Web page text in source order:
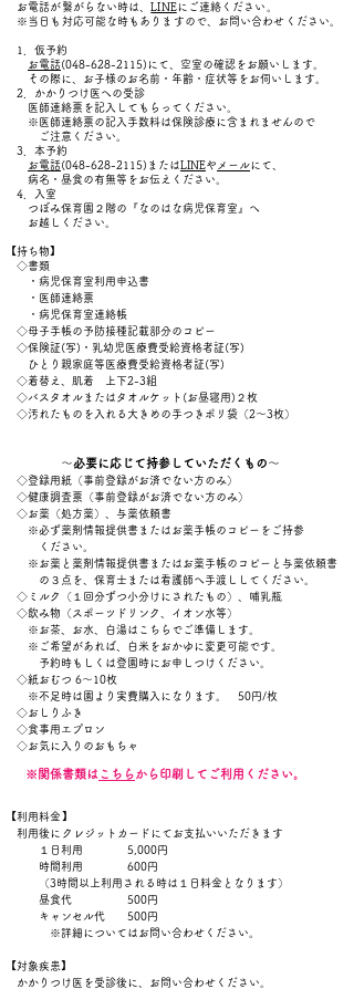
​ お電話が繋がらない時は、LINEにご連絡ください。
※当日も対応可能な時もありますので、お問い合わせください。
1．仮予約
お電話(048-628-2115) にて、空室の確認をお願いします。
その際に、お子様のお名前・年齢・症状等をお伺いします。
2．かかりつけ医への受診
医師連絡票を記入してもらってください。
​ ※医師連絡票の記入手数料は保険診療に含まれませんので
ご注意ください。
3．本予約
お電話(048-628-2115)またはLINEや メールにて、
病名・昼食の有無等を お伝えください。
4．入室
つぼみ保育園２階の『なのはな病児保育室』へ
お越しください。
【持ち物】
◇書類
・病児保育室利用申込書
・ 医師連絡票
・病児保育室連絡帳
◇母子手帳の予防接種記載部分のコピー
◇保険証(写)・乳幼児医療費受給資格者証(写)
ひとり親家庭等医療費受給資格者証(写)
◇着替え、肌着 上下2-3組
◇バスタオルまたはタオルケット(お昼寝用)２枚
◇汚れたものを入れる大きめの手つきポリ袋（2～3枚）
～必要に応じて持参していただくもの～
◇登録用紙（事前登録がお済でない方のみ）
◇健康調査票（事前登録がお済でない方のみ）
◇お薬（処方薬）、 与薬依頼書
※必ず薬剤情報提供書またはお薬手帳のコピーをご持参
ください。
​ ※お薬と薬剤情報提供書またはお薬手帳のコピーと与薬依頼書
の３点を、保育士または看護師へ手渡ししてください。
◇ミルク（１回分ずつ小分けにされたもの）、哺乳瓶
◇飲み物（スポーツドリンク、イオン水等）
※お茶、お水、白湯はこちらでご準備します。
※ご希望があれば、白米をおかゆに変更可能です。
予約時もしくは登園時にお申しつけください。
◇紙おむつ 6～10枚
※不足時は園より実費購入になります。 50円/枚
◇おしりふき
◇食事用エプロン
◇お気に入りのおもちゃ
※​関係書類は こちらから印刷してご利用ください。
【利用料金】
利用後に クレジットカードにてお支払いいただきます
１日利用 5,000円
時間利用 600円
（3時間以上利用される時は１日料金となります）
昼食代 500円
キャンセル代 500円
※詳細についてはお問い合わせください。
【対象疾患】
かかりつけ医を受診後に、お問い合わせください。